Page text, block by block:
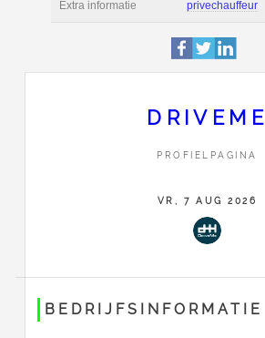
DRIVEME
PROFIELPAGINA
VR, 7 AUG 2026
BEDRIJFSINFORMATIE